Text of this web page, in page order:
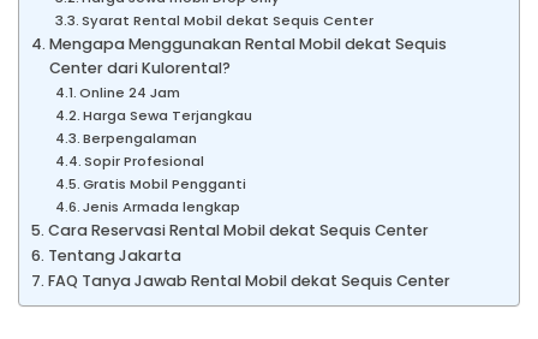
Syarat Rental Mobil dekat Sequis Center
Mengapa Menggunakan Rental Mobil dekat Sequis
Center dari Kulorental?
Online 24 Jam
Harga Sewa Terjangkau
Berpengalaman
Sopir Profesional
Gratis Mobil Pengganti
Jenis Armada lengkap
Cara Reservasi Rental Mobil dekat Sequis Center
Tentang Jakarta
FAQ Tanya Jawab Rental Mobil dekat Sequis Center